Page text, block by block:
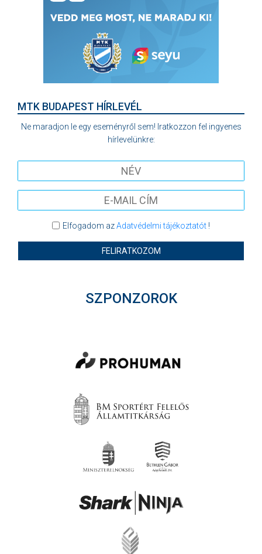
MTK BUDAPEST HÍRLEVÉL
Ne maradjon le egy eseményről sem! Iratkozzon fel ingyenes
hírlevelünkre:
Elfogadom azAdatvédelmi tájékoztatót!
FELIRATKOZOM
SZPONZOROK